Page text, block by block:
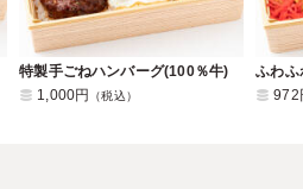
特製手ごねハンバーグ(100％牛)
1,000円
（税込）
ふわふ
972